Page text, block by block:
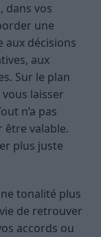
dans vos
une
aux décisions
aux
Sur le plan
laisser
n’a pas
être valable.
plus juste
tonalité plus
de retrouver
accords ou